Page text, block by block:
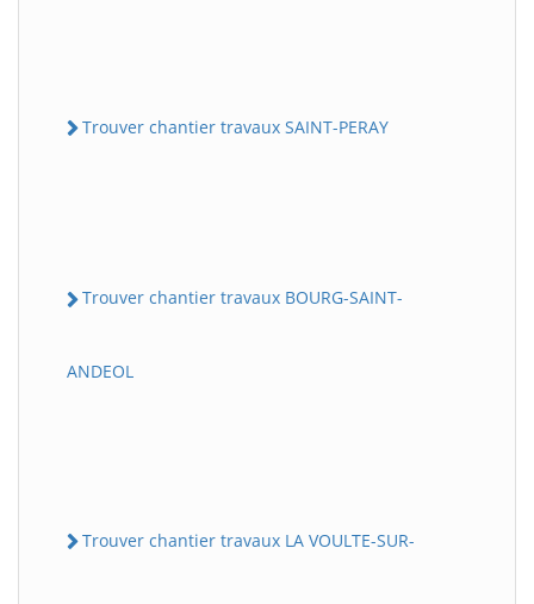
Trouver chantier travaux SAINT-PERAY
Trouver chantier travaux BOURG-SAINT-
ANDEOL
Trouver chantier travaux LA VOULTE-SUR-